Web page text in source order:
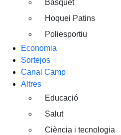
Bàsquet
Hoquei Patins
Poliesportiu
Economia
Sortejos
Canal Camp
Altres
Educació
Salut
Ciència i tecnologia